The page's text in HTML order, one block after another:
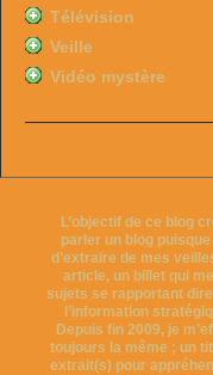
Télévision
Veille
Vidéo mystère
L’objectif de ce blog
parler un blog
d’extraire de mes
article, un billet qui
sujets se rapportant
l’information
Depuis fin 2009, je
toujours la même ; un
extrait(s) pour